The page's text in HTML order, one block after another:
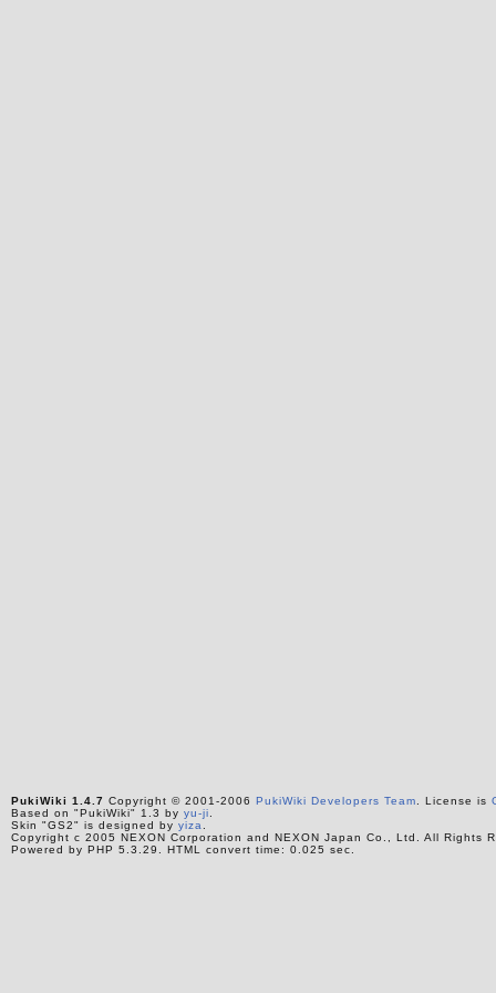
PukiWiki 1.4.7 Copyright © 2001-2006 PukiWiki Developers Team . License is
Based on "PukiWiki" 1.3 by yu-ji
Skin "GS2" is designed by yiza
Copyright c 2005 NEXON Corporation and NEXON Japan Co., Ltd. All Rights
Powered by PHP 5.3.29. HTML convert time: 0.025 sec.